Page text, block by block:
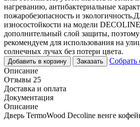
нагреванию, антибактериальные
пожаробезопасность и
износостойкости на модели
дополнительный слой защиты,
рекомендуем для использования на
солнечных лучах без потери цвета.
Добавить в корзину Заказать
Собрать
Описание
Отзывы 25
Доставка и оплата
Документация
Описание
Дверь TermoWood Decoline венге